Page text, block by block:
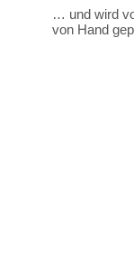
… und wird
von Hand